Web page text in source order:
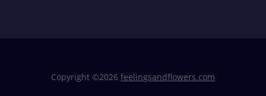
Copyright ©2026 feelingsandflowers.com